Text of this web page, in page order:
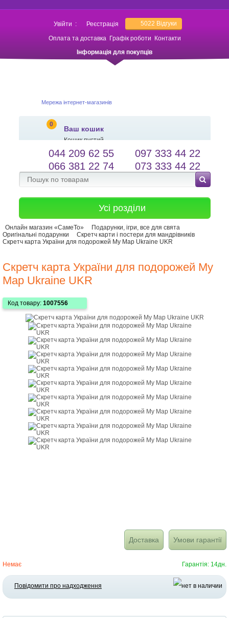
Увійти : Реєстрація 5022 Відгуки
Оплата та доставка Графік роботи
Контакти
Інформація для покупців
Мережа інтернет-магазинів
0
Ваш кошик
Кошик пустий
salessameto@gmail.com
Зворотній зв'язок
Мова сайту
044 209 62 55
097 333 44 22
066 381 22 74
073 333 44 22
Усі розділи
Онлайн магазин «СамеТо»
Подарунки, ігри, все для свята
Оригінальні подарунки
Скретч карти і постери для мандрівників
Скретч карта України для подорожей My Map Ukraine UKR
Скретч карта України для подорожей My
Map Ukraine UKR
Код товару: 1007556
Доставка Умови гарантії
Немає Гарантія: 14дн.
Повідомити про надходження